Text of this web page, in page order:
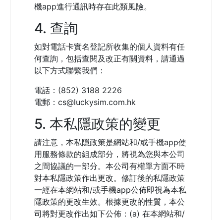
機app進行通訊時存在此類風險。
4. 查詢
如對電話卡實名登記所收集的個人資料有任
何查詢，包括查閱及改正有關資料，請通過
以下方式聯繫我們：
電話：(852) 3188 2226
電郵：cs@luckysim.com.hk
5. 本私隱政策的變更
請注意，本私隱政策是網站和/或手機app使
用服務條款的組成部分，將視為您與本公司
之間協議的一部分。本公司有權單方面不時
對本私隱政策作出更改。修訂後的私隱政策
一經在本網站和/或手機app公佈即視為本私
隱政策的更改生效。根據更改的性質，本公
司將對更改作出如下公佈：(a) 在本網站和/